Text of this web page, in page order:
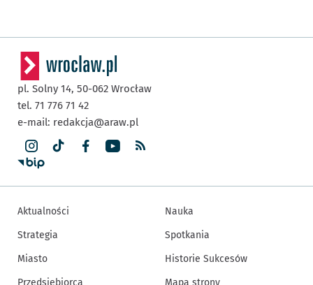
pl. Solny 14, 50-062 Wrocław
tel. 71 776 71 42
e-mail: redakcja@araw.pl
Aktualności
Strategia
Miasto
Przedsiębiorca
Nauka
Spotkania
Historie Sukcesów
Mapa strony